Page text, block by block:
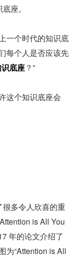
座。
一个时代的知识底
每个人是否应该先
底座？”
这个知识底座会
多令人欣喜的重
is All You
年的论文介绍了
为“Attention is All